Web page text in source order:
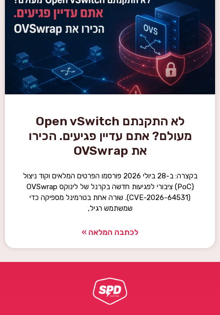
לא התקנתם Open vSwitch
מעולם? אתם עדיין פגיעים. הכירו
את OVSwrap
בקצרה: ב-28 ביולי 2026 פורסמו הפרטים המלאים וקוד ניצול
(PoC) ציבורי לפגיעות חדשה בקרנל של לינוקס OVSwrap
(CVE-2026-64531). שורה אחת בטרמינל מספיקה כדי
שמשתמש רגיל,
לכתבה המלאה »